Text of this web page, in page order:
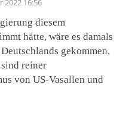
2022 16:56
diesem
hätte, wäre es damals
gekommen,
reiner
von US-Vasallen und